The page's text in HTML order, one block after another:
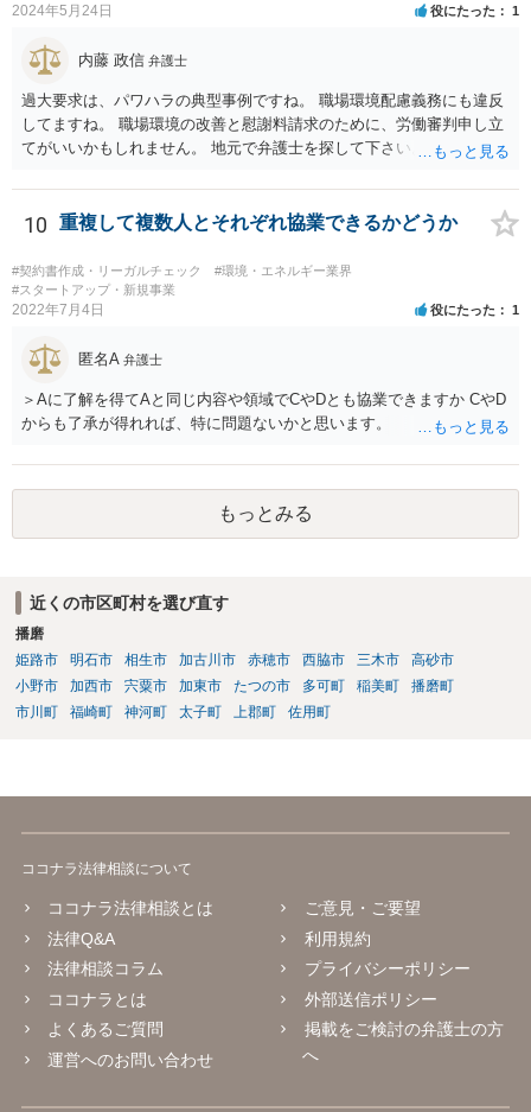
2024年5月24日 役にたった 1
内藤 政信 弁護士
過大要求は、パワハラの典型事例ですね。 職場環境配慮義務にも違反
してますね。 職場環境の改善と慰謝料請求のために、労働審判申し立
てがいいかもしれません。 地元で弁護士を探して下さい。
10 重複して複数人とそれぞれ協業できるかどうか
#契約書作成・リーガルチェック
#環境・エネルギー業界
#スタートアップ・新規事業
2022年7月4日 役にたった 1
匿名A 弁護士
＞Aに了解を得てAと同じ内容や領域でCやDとも協業できますか CやD
からも了承が得れれば、特に問題ないかと思います。
もっとみる
近くの市区町村を選び直す
播磨
姫路市
明石市 相生市 加古川市 赤穂市 西脇市 三木市
高砂市
小野市
加西市 宍粟市 加東市 たつの市 多可町 稲美町
播磨町
市川町
福崎町 神河町 太子町 上郡町 佐用町
ココナラ法律相談について
ココナラ法律相談とは
法律Q&A
法律相談コラム
ココナラとは
よくあるご質問
運営へのお問い合わせ
ご意見・ご要望
利用規約
プライバシーポリシー
外部送信ポリシー
掲載をご検討の弁護士の方
へ